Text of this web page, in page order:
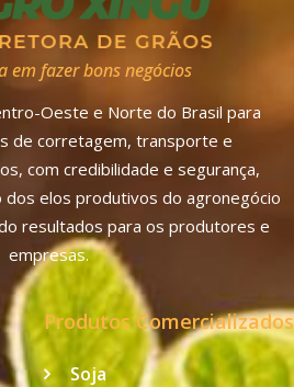
em fazer bons negócios
Oeste e Norte do Brasil para
de corretagem, transporte e
com credibilidade e segurança,
elos produtivos do agronegócio
resultados para os produtores e
empresas.
Produtos Comercializados
Soja